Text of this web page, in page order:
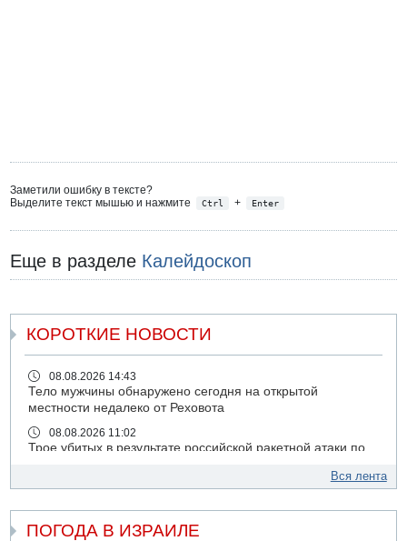
Заметили ошибку в тексте?
Выделите текст мышью и нажмите
Ctrl + Enter
Еще в разделе Калейдоскоп
КОРОТКИЕ НОВОСТИ
08.08.2026 14:43
Тело мужчины обнаружено сегодня на открытой
местности недалеко от Реховота
08.08.2026 11:02
Трое убитых в результате российской ракетной атаки по
07.08.2026 20:43
07.08.2026 20:41
Вся лента
ПОГОДА В ИЗРАИЛЕ